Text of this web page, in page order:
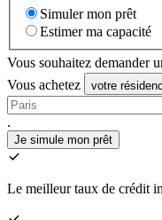
Simuler mon prêt
Estimer ma capacité
Vous souhaitez demander
Vous achetez
votre
.
Je simule mon prêt
Le meilleur taux de crédit